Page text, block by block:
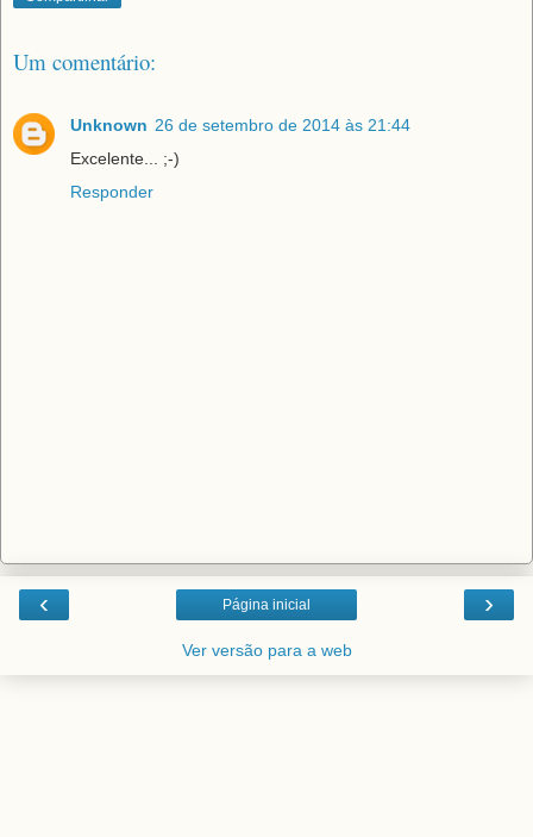
Um comentário:
Unknown 26 de setembro de 2014 às 21:44
Excelente... ;-)
Responder
‹ ›
Página inicial
Ver versão para a web